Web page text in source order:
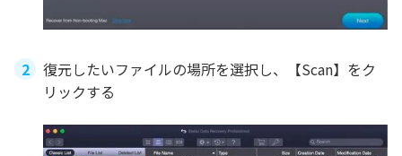
復元したいファイルの場所を選択し、【Scan】をク
リックする